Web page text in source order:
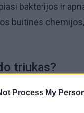
Process My
bakterijos ir
buitinės
triukas?
aiškina, kad